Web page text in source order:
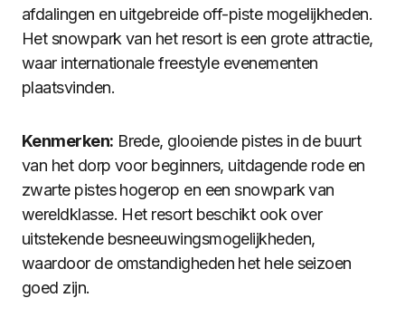
afdalingen en uitgebreide off-piste mogelijkheden.
Het snowpark van het resort is een grote attractie,
waar internationale freestyle evenementen
plaatsvinden.
Kenmerken: Brede, glooiende pistes in de buurt
van het dorp voor beginners, uitdagende rode en
zwarte pistes hogerop en een snowpark van
wereldklasse. Het resort beschikt ook over
uitstekende besneeuwingsmogelijkheden,
waardoor de omstandigheden het hele seizoen
goed zijn.